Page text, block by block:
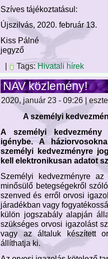
Szíves tájékoztatásul:
Újszilvás, 2020. február 13.
Kiss Pálné
jegyző
|
Tags: Hivatali hírek
NAV közlemény!
2020, január 23 - 09:26 |
A személyi
A személyi
igénybe. A
személyi kedvezményre
kell elektronikusan adatot
Személyi kedvezményre
minősülő betegségekről
szenved és erről orvosi
járadékban vagy
külön jogszabály alapján
szükséges orvosi igazolást
vagy az általuk készített
állíthatja ki.